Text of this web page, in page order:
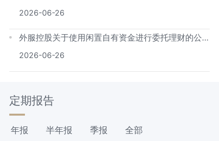
2026-06-26
外服控股关于使用闲置自有资金进行委托理财的公
2026-06-26
定期报告
年报 半年报 季报 全部